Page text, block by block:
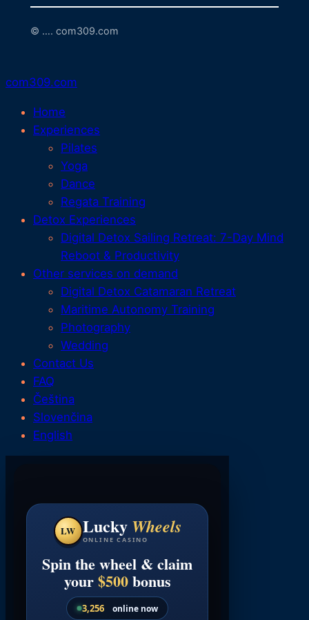
© …. com309.com
com309.com
Home
Experiences
Pilates
Yoga
Dance
Regata Training
Detox Experiences
Digital Detox Sailing Retreat: 7-Day Mind
Reboot & Productivity
Other services on demand
Digital Detox Catamaran Retreat
Maritime Autonomy Training
Photography
Wedding
Contact Us
FAQ
Čeština
Slovenčina
English